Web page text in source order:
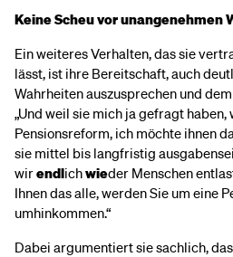
Keine Scheu vor unangenehmen
Ein weiteres Verhalten, das sie
lässt, ist ihre Bereitschaft, auch
Wahrheiten auszusprechen und
„Und weil sie mich ja gefragt haben,
Pensionsreform, ich möchte ihnen
sie mittel bis langfristig
wirendlichwieder Menschen
Ihnen das alle, werden Sie um eine
umhinkommen.“
Dabei argumentiert sie sachlich,